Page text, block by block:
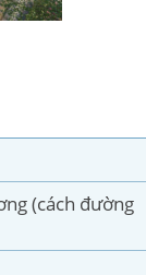
(cách đường